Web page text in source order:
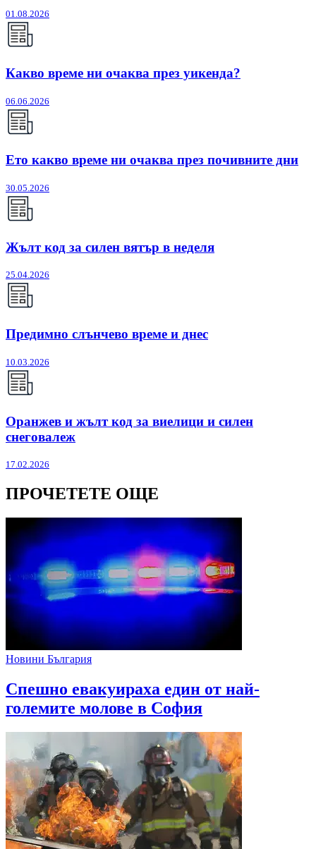
01.08.2026
Какво време ни очаква през уикенда?
06.06.2026
Ето какво време ни очаква през почивните дни
30.05.2026
Жълт код за силен вятър в неделя
25.04.2026
Предимно слънчево време и днес
10.03.2026
Оранжев и жълт код за виелици и силен
снеговалеж
17.02.2026
ПРОЧЕТЕТЕ ОЩЕ
Новини България
Спешно евакуираха един от най-
големите молове в София